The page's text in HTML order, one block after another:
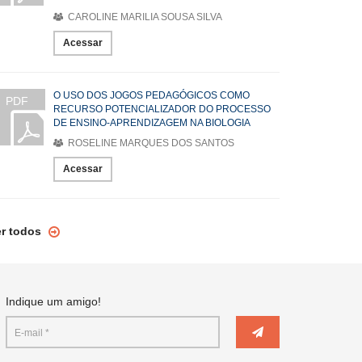
CAROLINE MARILIA SOUSA SILVA
Acessar
PDF
O USO DOS JOGOS PEDAGÓGICOS COMO
RECURSO POTENCIALIZADOR DO PROCESSO
DE ENSINO-APRENDIZAGEM NA BIOLOGIA
ROSELINE MARQUES DOS SANTOS
Acessar
todos
Indique um amigo!